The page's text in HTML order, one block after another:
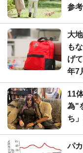
参
大
も
げ
年7
11
為"
ち
パ